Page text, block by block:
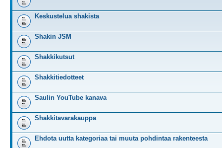
Keskustelua shakista
Shakin JSM
Shakkikutsut
Shakkitiedotteet
Saulin YouTube kanava
Shakkitavarakauppa
Ehdota uutta kategoriaa tai muuta pohdintaa rakenteesta